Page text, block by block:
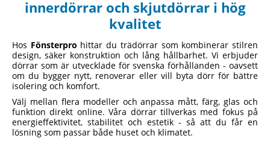
innerdörrar och skjutdörrar i hög
kvalitet
Hos Fönsterpro hittar du trädörrar som kombinerar stilren
design, säker konstruktion och lång hållbarhet. Vi erbjuder
dörrar som är utvecklade för svenska förhållanden - oavsett
om du bygger nytt, renoverar eller vill byta dörr för bättre
isolering och komfort.
Välj mellan flera modeller och anpassa mått, färg, glas och
funktion direkt online. Våra dörrar tillverkas med fokus på
energieffektivitet, stabilitet och estetik - så att du får en
lösning som passar både huset och klimatet.